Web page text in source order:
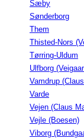
Sæby
Sønderborg
Them
Thisted-Nors
Tørring-Uldum
Ulfborg
Vamdrup
Varde
Vejen (Claus
Vejle (Boesen)
Viborg